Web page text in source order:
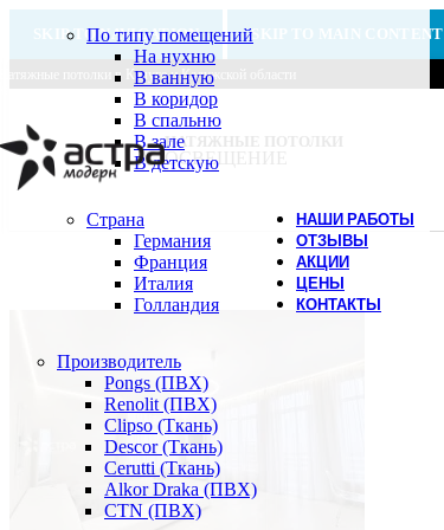
SKIP TO NAVIGATION SKIP TO MAIN CONTENT
потолки в Калуге и Калужской области
НАТЯЖНЫЕ ПОТОЛКИ
ОСВЕЩЕНИЕ
По типу помещений
На нухню
В ванную
В коридор
В спальню
В зале
В детскую
Страна
Германия
Франция
Италия
Голландия
Производитель
Pongs (ПВХ)
Renolit (ПВХ)
Clipso (Ткань)
Descor (Ткань)
Cerutti (Ткань)
Alkor Draka (ПВХ)
CTN (ПВХ)
НАШИ РАБОТЫ
ОТЗЫВЫ
АКЦИИ
ЦЕНЫ
КОНТАКТЫ